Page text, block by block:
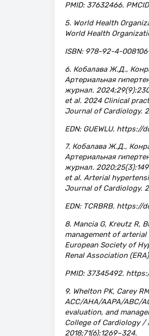
PMID: 37632466.
5. World Health
World Health
ISBN: 978-92-4-
6. Кобалава Ж.Д.,
Артериальная
журнал.
et al. 2024 Clinical
Journal of Cardiology.
EDN: GUEWLU. https://
7. Кобалава Ж.Д.,
Артериальная
журнал.
et al. Arterial
Journal of Cardiology.
EDN: TCRBRB. https://
8. Mancia G, Kreutz R,
management of
European Society of
Renal Association
PMID: 37345492.
9. Whelton PK, Carey
ACC/AHA/AAPA/ABC/
evaluation, and
College of Cardiology /
2018;71(6):1269–324.